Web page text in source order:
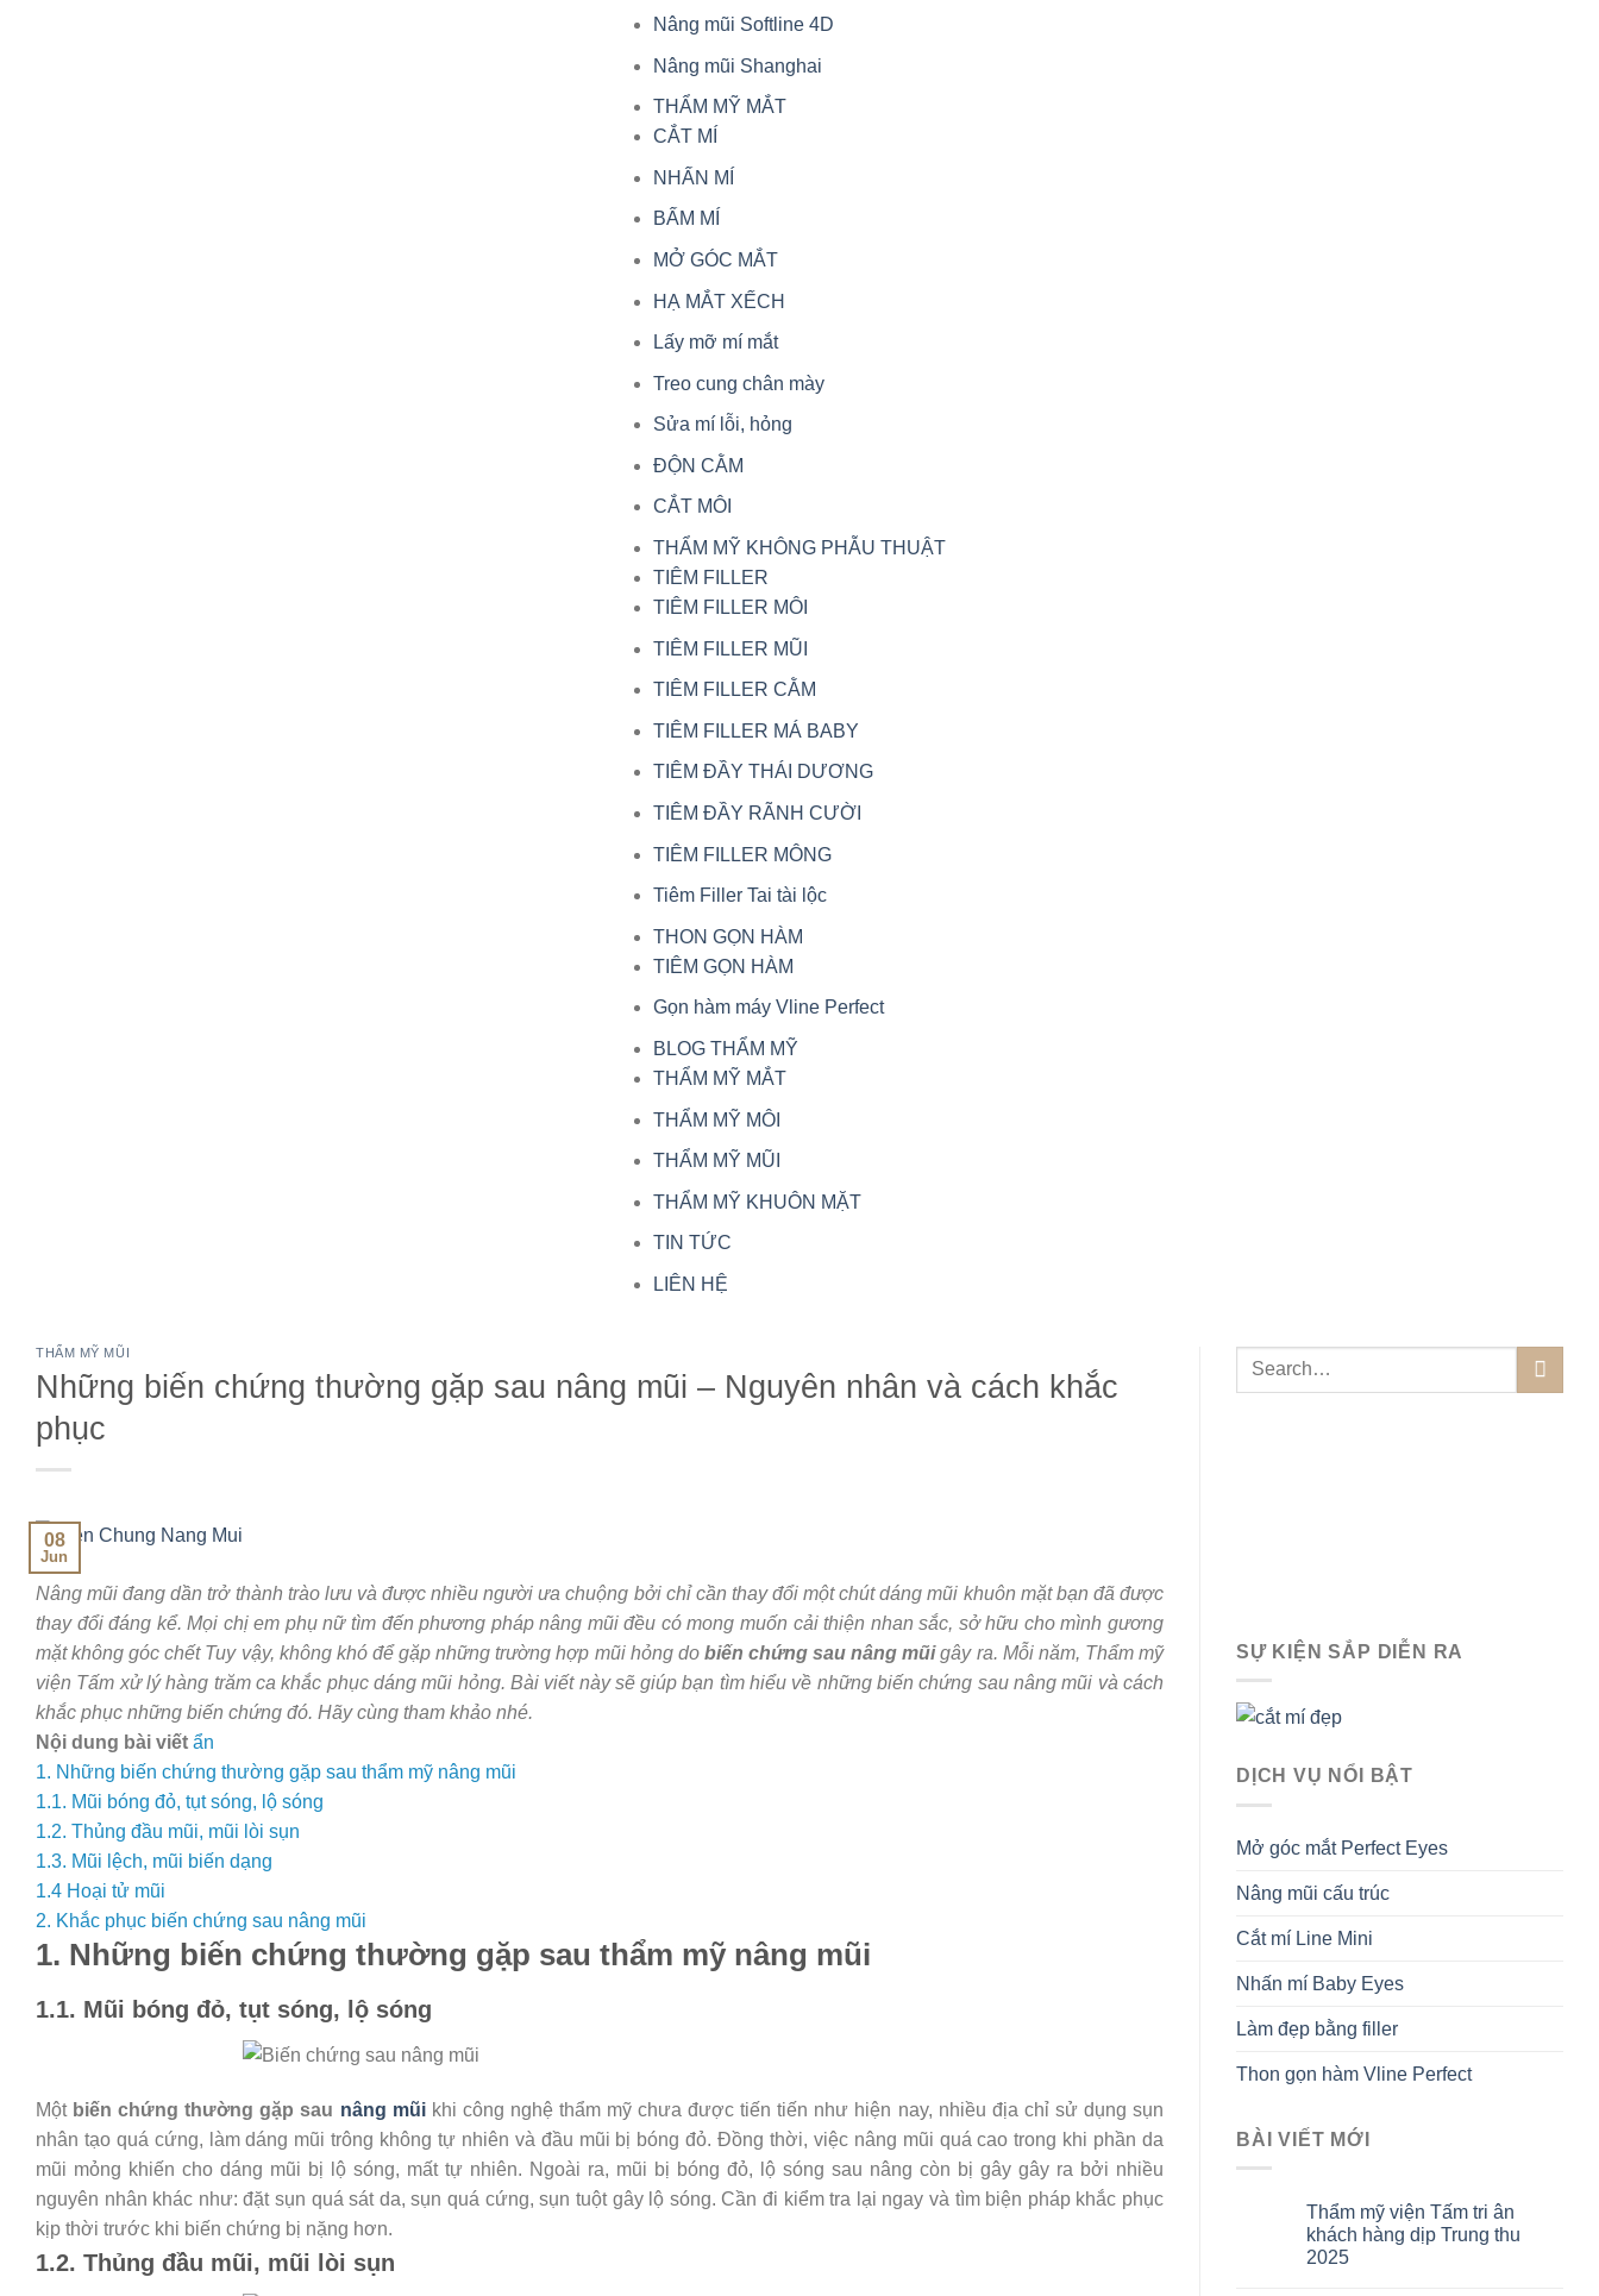
Nâng mũi Softline 4D
Nâng mũi Shanghai
THẨM MỸ MẮT
CẮT MÍ
NHẤN MÍ
BẤM MÍ
MỞ GÓC MẮT
HẠ MẮT XẾCH
Lấy mỡ mí mắt
Treo cung chân mày
Sửa mí lỗi, hỏng
ĐỘN CẰM
CẮT MÔI
THẨM MỸ KHÔNG PHẪU THUẬT
TIÊM FILLER
TIÊM FILLER MÔI
TIÊM FILLER MŨI
TIÊM FILLER CẰM
TIÊM FILLER MÁ BABY
TIÊM ĐẦY THÁI DƯƠNG
TIÊM ĐẦY RÃNH CƯỜI
TIÊM FILLER MÔNG
Tiêm Filler Tai tài lộc
THON GỌN HÀM
TIÊM GỌN HÀM
Gọn hàm máy Vline Perfect
BLOG THẨM MỸ
THẨM MỸ MẮT
THẨM MỸ MÔI
THẨM MỸ MŨI
THẨM MỸ KHUÔN MẶT
TIN TỨC
LIÊN HỆ
THẨM MỸ MŨI
Những biến chứng thường gặp sau nâng mũi – Nguyên nhân và cách khắc
phục
08
Jun
Nâng mũi đang dần trở thành trào lưu và được nhiều người ưa chuộng bởi chỉ cần thay đổi một chút dáng mũi khuôn mặt bạn đã được
thay đổi đáng kể. Mọi chị em phụ nữ tìm đến phương pháp nâng mũi đều có mong muốn cải thiện nhan sắc, sở hữu cho mình gương
mặt không góc chết Tuy vậy, không khó để gặp những trường hợp mũi hỏng do biến chứng sau nâng mũigây ra. Mỗi năm, Thẩm mỹ
viện Tấm xử lý hàng trăm ca khắc phục dáng mũi hỏng. Bài viết này sẽ giúp bạn tìm hiểu về những biến chứng sau nâng mũi và cách
khắc phục những biến chứng đó. Hãy cùng tham khảo nhé.
Nội dung bài viết ẩn
1. Những biến chứng thường gặp sau thẩm mỹ nâng mũi
1.1. Mũi bóng đỏ, tụt sóng, lộ sóng
1.2. Thủng đầu mũi, mũi lòi sụn
1.3. Mũi lệch, mũi biến dạng
1.4 Hoại tử mũi
2. Khắc phục biến chứng sau nâng mũi
1. Những biến chứng thường gặp sau thẩm mỹ nâng mũi
1.1. Mũi bóng đỏ, tụt sóng, lộ sóng
Một biến chứng thường gặp sau nâng mũikhi công nghệ thẩm mỹ chưa được tiến tiến như hiện nay, nhiều địa chỉ sử dụng sụn
nhân tạo quá cứng, làm dáng mũi trông không tự nhiên và đầu mũi bị bóng đỏ. Đồng thời, việc nâng mũi quá cao trong khi phần da
mũi mỏng khiến cho dáng mũi bị lộ sóng, mất tự nhiên. Ngoài ra, mũi bị bóng đỏ, lộ sóng sau nâng còn bị gây gây ra bởi nhiều
nguyên nhân khác như: đặt sụn quá sát da, sụn quá cứng, sụn tuột gây lộ sóng. Cần đi kiểm tra lại ngay và tìm biện pháp khắc phục
kịp thời trước khi biến chứng bị nặng hơn.
1.2. Thủng đầu mũi, mũi lòi sụn
SỰ KIỆN SẮP DIỄN RA
DỊCH VỤ NỔI BẬT
Mở góc mắt Perfect Eyes
Nâng mũi cấu trúc
Cắt mí Line Mini
Nhấn mí Baby Eyes
Làm đẹp bằng filler
Thon gọn hàm Vline Perfect
BÀI VIẾT MỚI
Thẩm mỹ viện Tấm tri ân
khách hàng dịp Trung thu
2025